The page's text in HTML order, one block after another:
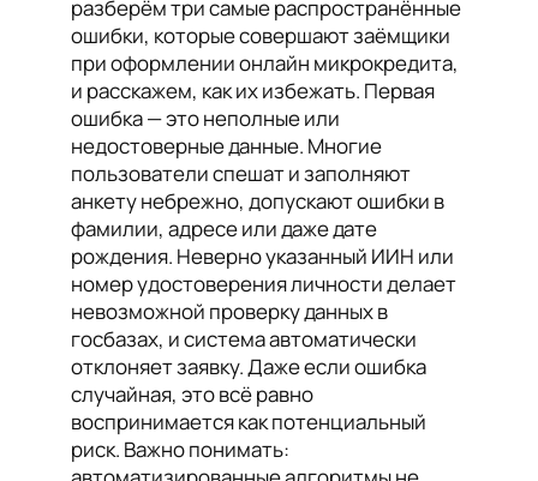
разберём три самые распространённые
ошибки, которые совершают заёмщики
при оформлении онлайн микрокредита,
и расскажем, как их избежать. Первая
ошибка — это неполные или
недостоверные данные. Многие
пользователи спешат и заполняют
анкету небрежно, допускают ошибки в
фамилии, адресе или даже дате
рождения. Неверно указанный ИИН или
номер удостоверения личности делает
невозможной проверку данных в
госбазах, и система автоматически
отклоняет заявку. Даже если ошибка
случайная, это всё равно
воспринимается как потенциальный
риск. Важно понимать: